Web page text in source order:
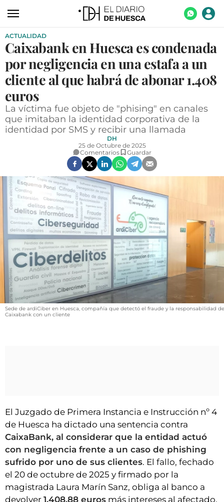
ACTUALIDAD
ECONOMÍA
TECNOLOGÍA
TURISMO
AGROALIMENTACIÓN
DEPORTES
OPINIÓN
GALERÍAS
VÍDEOS
CONTACTAR
FIESTAS EN EL ALTO ARAGÓN
FIESTAS DE SAN LORENZO
AGENDA
CARTELERA
INICIAR SESIÓN
ACTUALIDAD
Caixabank en Huesca es condenada
por negligencia en una estafa a un
cliente al que habrá de abonar 1.408
euros
La víctima fue objeto de "phising" en canales
que imitaban la identidad corporativa de la
identidad por SMS y recibir una llamada
DH
25 de Octubre de 2025
Comentarios
Guardar
Sede de ardiCiber en Huesca, compañía que detectó el fraude y la responsabilidad de
Caixabank con un cliente
El Juzgado de Primera Instancia e Instrucción nº 4
de Huesca ha dictado una sentencia contra
CaixaBank, al considerar que la entidad actuó
con negligencia frente a un caso de phishing
sufrido por uno de sus clientes. El fallo, fechado
el 20 de octubre de 2025 y firmado por la
magistrada Laura Marín Sanz, obliga al banco a
devolver 1.408,88 euros más intereses al afectado,